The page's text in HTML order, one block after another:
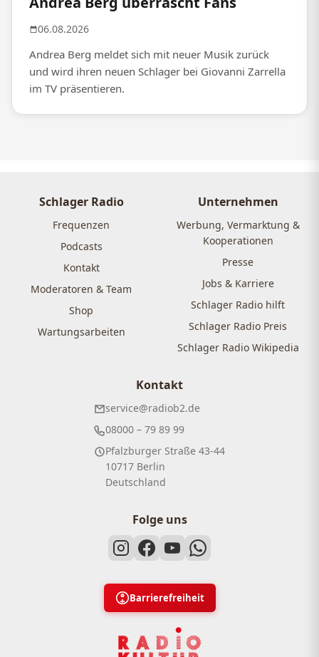
06.08.2026
Andrea Berg meldet sich mit neuer Musik zurück
und wird ihren neuen Schlager bei Giovanni Zarrella
im TV präsentieren.
Schlager Radio
Frequenzen
Podcasts
Kontakt
Moderatoren & Team
Shop
Wartungsarbeiten
Unternehmen
Werbung, Vermarktung &
Kooperationen
Presse
Jobs & Karriere
Schlager Radio hilft
Schlager Radio Preis
Schlager Radio Wikipedia
Kontakt
service@radiob2.de
08000 – 79 89 99
Pfalzburger Straße 43-44
10717 Berlin
Deutschland
Folge uns
Barrierefreiheit